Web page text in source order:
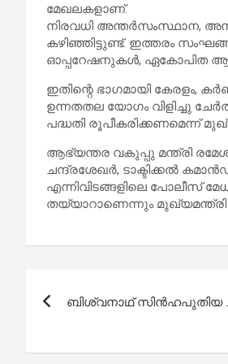
മേഖലകളാണ്.
നിരവധി അന്തര്‍സംസ്ഥാന,
കഴിഞ്ഞിട്ടുണ്ട്. ഇത്തരം
ഓപ്പറേഷനുകള്‍, ഏകോപിത
ഇതിന്റെ ഭാഗമായി കേരളം,
ഉന്നതതല യോഗം വിളിച്ചു
പദ്ധതി രൂപീകരിക്കണമെന്ന്
ആഭ്യന്തര വകുപ്പു മന്ത്രി
ചന്ദ്രശേഖര്‍, ടാക്ടിക്കല്‍
എന്നിവിടങ്ങളിലെ പോലീസ്
തയ്യാറാണെന്നും
ബിശ്വനാഥ് സിൻഹപുതിയ